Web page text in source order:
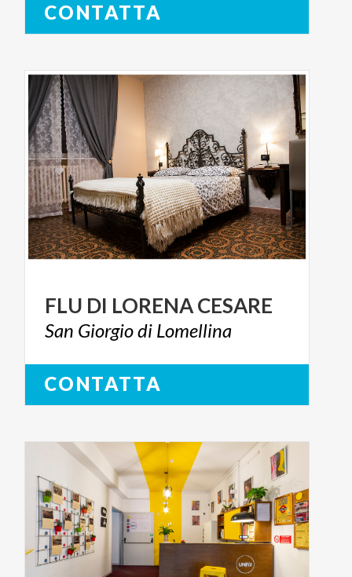
CONTATTA
FLU DI LORENACESARE
San Giorgiodi Lomellina
CONTATTA